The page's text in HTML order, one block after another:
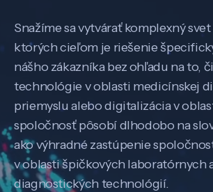
Snažíme sa vytvárať komplexný
ktorých cieľom je riešenie
nášho zákazníka bez ohľadu na to,
technológie v oblasti medicínskej
priemyslu alebo digitalizácia v
spoločnosť pôsobí dlhodobo na
ako výhradné zastúpenie
v oblasti špičkových laboratórnych
diagnostických technológií.